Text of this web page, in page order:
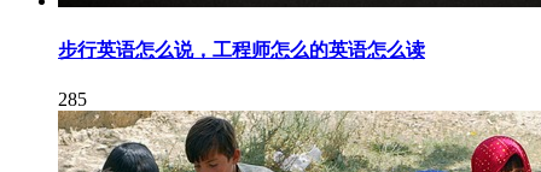
步行英语怎么说，工程师怎么的英语怎么读
285